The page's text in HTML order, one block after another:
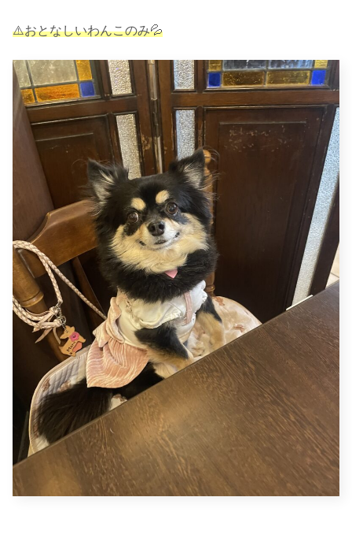
⚠️おとなしいわんこのみ💦